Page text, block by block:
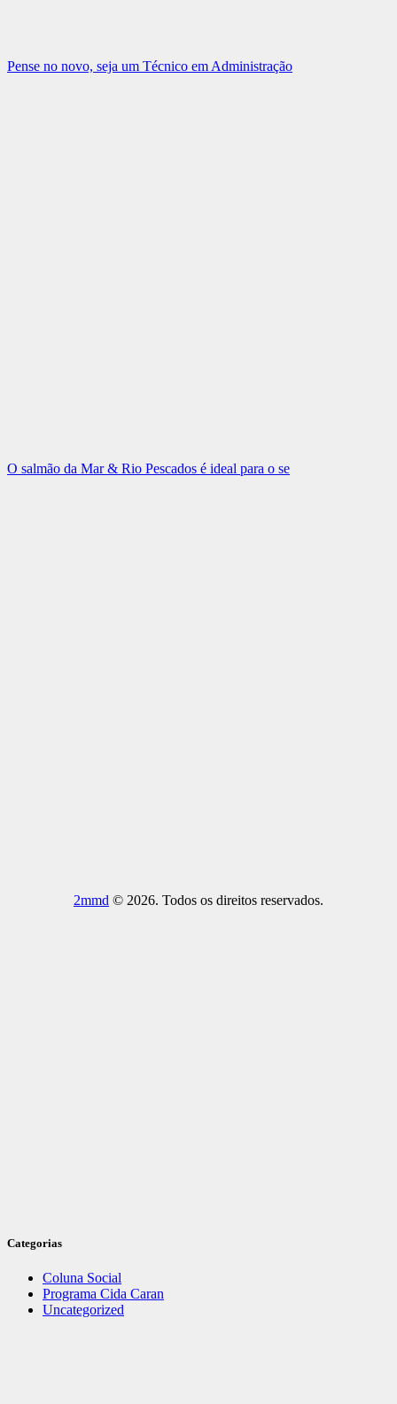
Pense no novo, seja um Técnico em Administração
O salmão da Mar & Rio Pescados é ideal para o se
2mmd © 2026. Todos os direitos reservados.
Categorias
Coluna Social
Programa Cida Caran
Uncategorized